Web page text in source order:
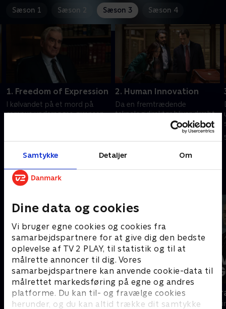
Samtykke Detaljer Om
Dine data og cookies
Vi bruger egne cookies og cookies fra
samarbejdspartnere for at give dig den bedste
oplevelse af TV 2 PLAY, til statistik og til at
målrette annoncer til dig. Vores
samarbejdspartnere kan anvende cookie-data til
målrettet markedsføring på egne og andres
platforme. Du kan til- og fravælge cookies
herunder, og du kan altid trække dit samtykke
Sæson 1 Sæson 2 Sæson 3 Sæson 4
1. Freedom of Expression
I kølvandet på et mord på
campus undersøges grænsen
2. Human Innovation
Da en fremtrædende
teknologidirektør bliver dræbt,
optrevler Shaw og Riley flere
spor for at afsløre et
hævnkomplot.
Andre så også
Mord på Mallorca
Krimi & Spænding • 2 sæsoner
Livsfarlig
Krimi &